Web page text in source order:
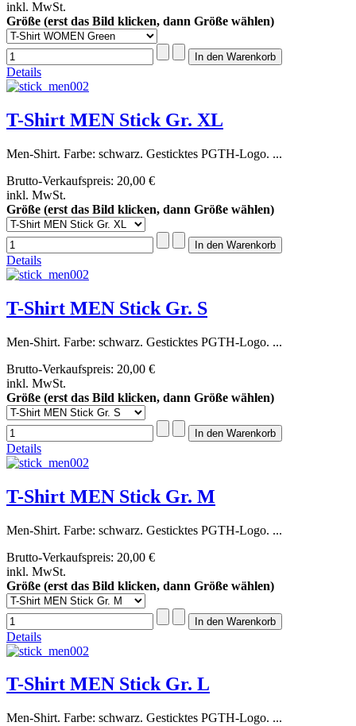
inkl. MwSt.
Größe (erst das Bild klicken, dann Größe wählen)
Details
T-Shirt MEN Stick Gr. XL
Men-Shirt. Farbe: schwarz. Gesticktes PGTH-Logo. ...
Brutto-Verkaufspreis: 20,00 €
inkl. MwSt.
Größe (erst das Bild klicken, dann Größe wählen)
Details
T-Shirt MEN Stick Gr. S
Men-Shirt. Farbe: schwarz. Gesticktes PGTH-Logo. ...
Brutto-Verkaufspreis: 20,00 €
inkl. MwSt.
Größe (erst das Bild klicken, dann Größe wählen)
Details
T-Shirt MEN Stick Gr. M
Men-Shirt. Farbe: schwarz. Gesticktes PGTH-Logo. ...
Brutto-Verkaufspreis: 20,00 €
inkl. MwSt.
Größe (erst das Bild klicken, dann Größe wählen)
Details
T-Shirt MEN Stick Gr. L
Men-Shirt. Farbe: schwarz. Gesticktes PGTH-Logo. ...